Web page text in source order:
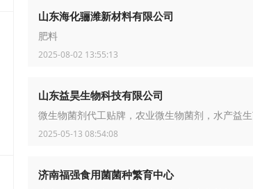
山东海化骊潍新材料有限公司
肥料
2025-08-02 13:55:13
山东益昊生物科技有限公司
微生物菌剂代工贴牌，农业微生物菌剂，水产益
2025-05-13 08:54:08
济南福强食用菌菌种繁育中心